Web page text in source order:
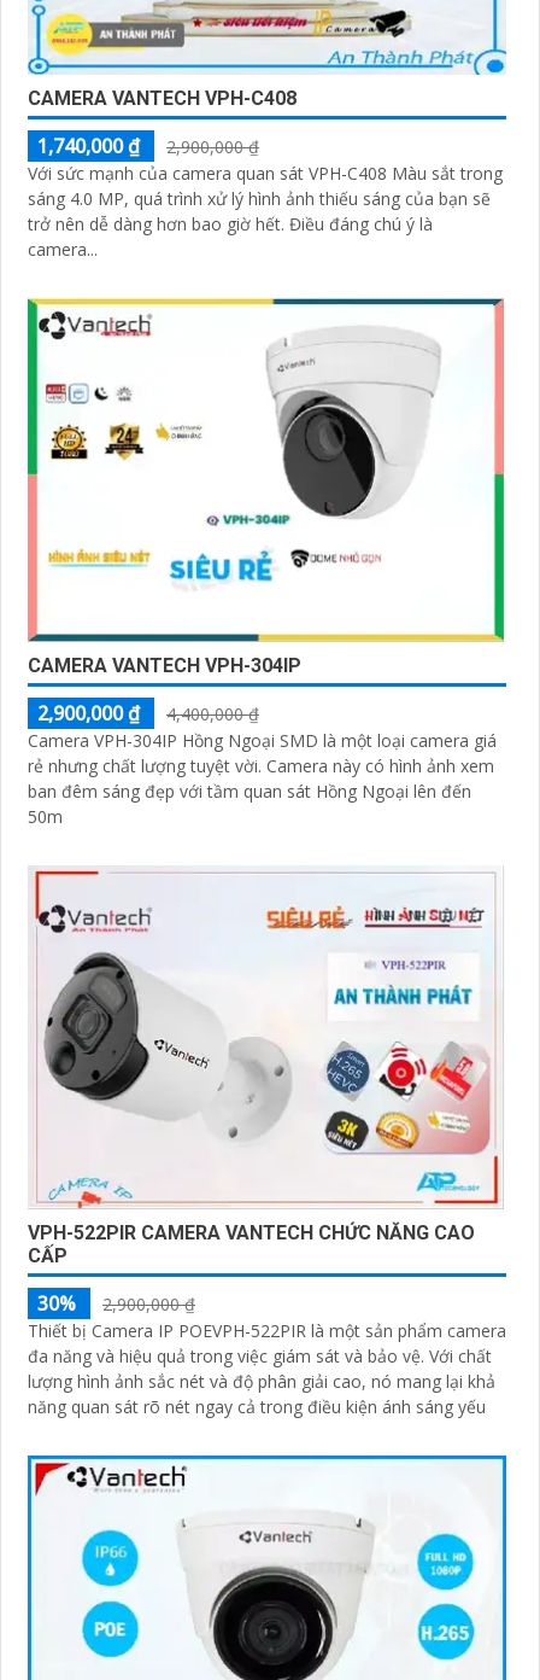
CAMERA VANTECH VPH-C408
1,740,000 ₫
2,900,000 ₫
Với sức mạnh của camera quan sát VPH-C408 Màu sắt trong
sáng 4.0 MP, quá trình xử lý hình ảnh thiếu sáng của bạn sẽ
trở nên dễ dàng hơn bao giờ hết. Điều đáng chú ý là
camera...
CAMERA VANTECH VPH-304IP
2,900,000 ₫
4,400,000 ₫
Camera VPH-304IP Hồng Ngoại SMD là một loại camera giá
rẻ nhưng chất lượng tuyệt vời. Camera này có hình ảnh xem
ban đêm sáng đẹp với tầm quan sát Hồng Ngoại lên đến
50m
VPH-522PIR CAMERA VANTECH CHỨC NĂNG CAO
CẤP
30%
2,900,000 ₫
Thiết bị Camera IP POEVPH-522PIR là một sản phẩm camera
đa năng và hiệu quả trong việc giám sát và bảo vệ. Với chất
lượng hình ảnh sắc nét và độ phân giải cao, nó mang lại khả
năng quan sát rõ nét ngay cả trong điều kiện ánh sáng yếu